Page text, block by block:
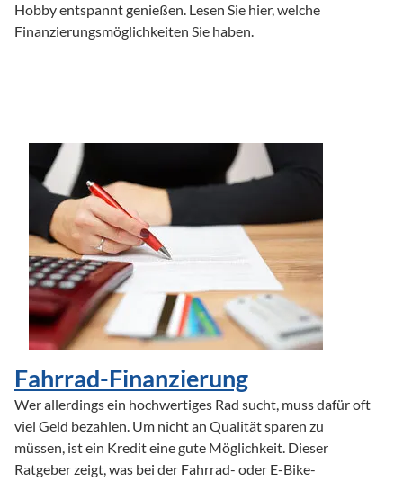
Hobby entspannt genießen. Lesen Sie hier, welche
Finanzierungsmöglichkeiten Sie haben.
Fahrrad-Finanzierung
Wer allerdings ein hochwertiges Rad sucht, muss dafür oft
viel Geld bezahlen. Um nicht an Qualität sparen zu
müssen, ist ein Kredit eine gute Möglichkeit. Dieser
Ratgeber zeigt, was bei der Fahrrad- oder E-Bike-